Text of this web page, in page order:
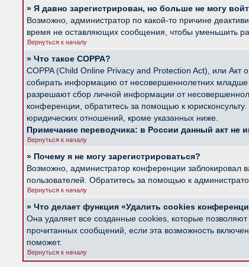
» Я давно зарегистрирован, но больше не могу
Возможно, администратор по какой-то причине
время не оставляющих сообщения, чтобы уменьшить
Вернуться к началу
» Что такое COPPA?
COPPA (Child Online Privacy and Protection Act), или Акт
собирать информацию от несовершеннолетних младше
разрешают сбор личной информации от
конференции, обратитесь за помощью к
юридических отношений, кроме указанных ниже.
Примечание переводчика: в России данный акт не
Вернуться к началу
» Почему я не могу зарегистрироваться?
Возможно, администратор конференции заблокировал
пользователей. Обратитесь за помощью к
Вернуться к началу
» Что делает функция «Удалить cookies
Она удаляет все созданные cookies, которые
прочитанных сообщений, если эта возможность
поможет.
Вернуться к началу